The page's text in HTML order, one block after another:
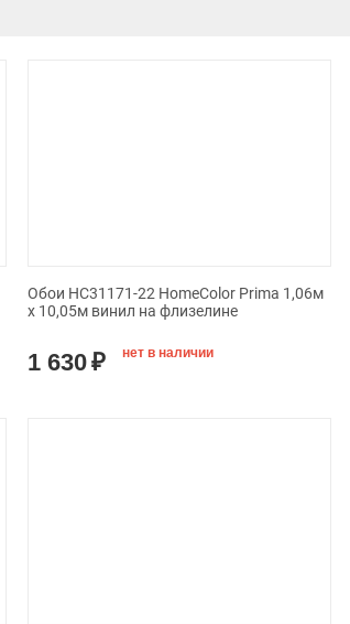
Обои HC31171-22 HomeColor Prima 1,06м
х 10,05м винил на флизелине
1 630₽ нет в наличии